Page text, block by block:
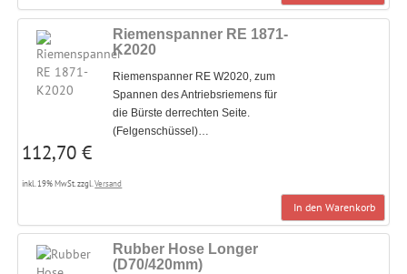
Riemenspanner RE 1871-
K2020
Riemenspanner RE W2020, zum
Spannen des Antriebsriemens für
die Bürste derrechten Seite.
(Felgenschüssel)…
112,70 €
inkl. 19% MwSt. zzgl.Versand
In den Warenkorb
Rubber Hose Longer
(D70/420mm)